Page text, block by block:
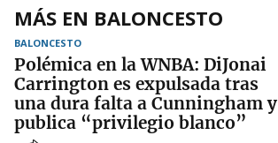
MÁS EN BALONCESTO
BALONCESTO
Polémica en la WNBA: DiJonai
Carrington es expulsada tras
una dura falta a Cunningham y
publica “privilegio blanco”